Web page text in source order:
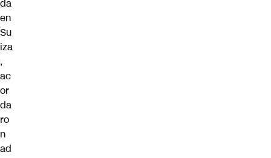
da
en
Su
iza
,
ac
or
da
ro
n
ad